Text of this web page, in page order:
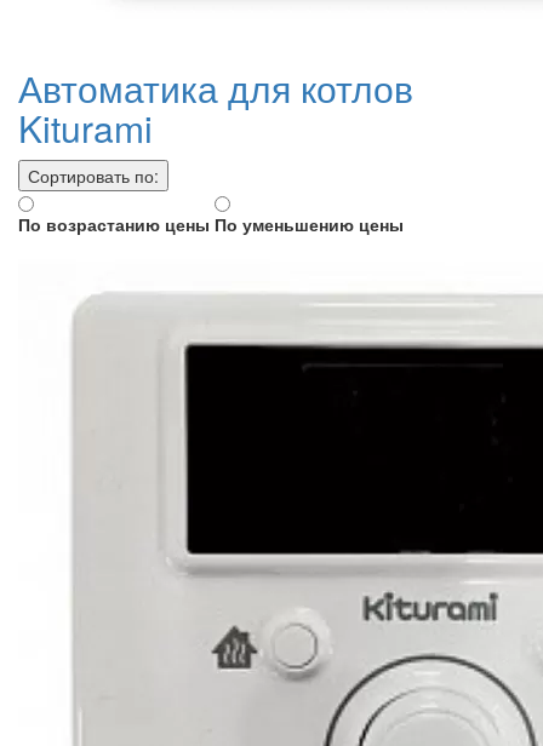
Автоматика для котлов
Kiturami
Сортировать по:
По возрастанию цены По уменьшению цены